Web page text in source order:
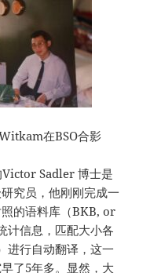
在BSO合影
Victor Sadler 博士是
究员，他刚刚完成一
的语料库（BKB, or
信息，匹配大小各
行自动翻译，这一
了5年多。显然，大